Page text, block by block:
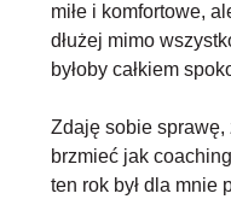
miłe i komfortowe,
dłużej mimo
byłoby całkiem
Zdaję sobie
brzmieć jak
ten rok był dla mnie